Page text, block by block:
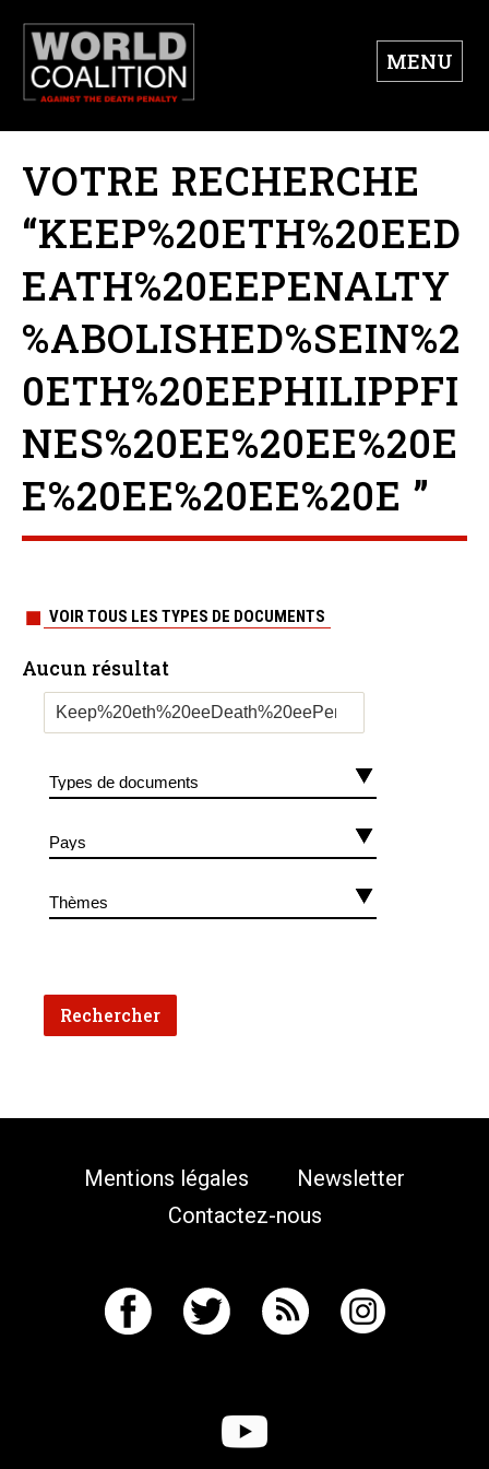
MENU
VOTRE RECHERCHE
“KEEP%20ETH%20EED
EATH%20EEPENALTY
%ABOLISHED%SEIN%2
0ETH%20EEPHILIPPFI
NES%20EE%20EE%20E
E%20EE%20EE%20E ”
VOIR TOUS LES TYPES DE DOCUMENTS
Aucun résultat
Mentions légales
Newsletter
Contactez-nous